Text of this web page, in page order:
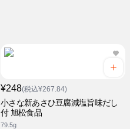
¥248(税込¥267.84)
小さな新あさひ豆腐減塩旨味だし
付 旭松食品
79.5g